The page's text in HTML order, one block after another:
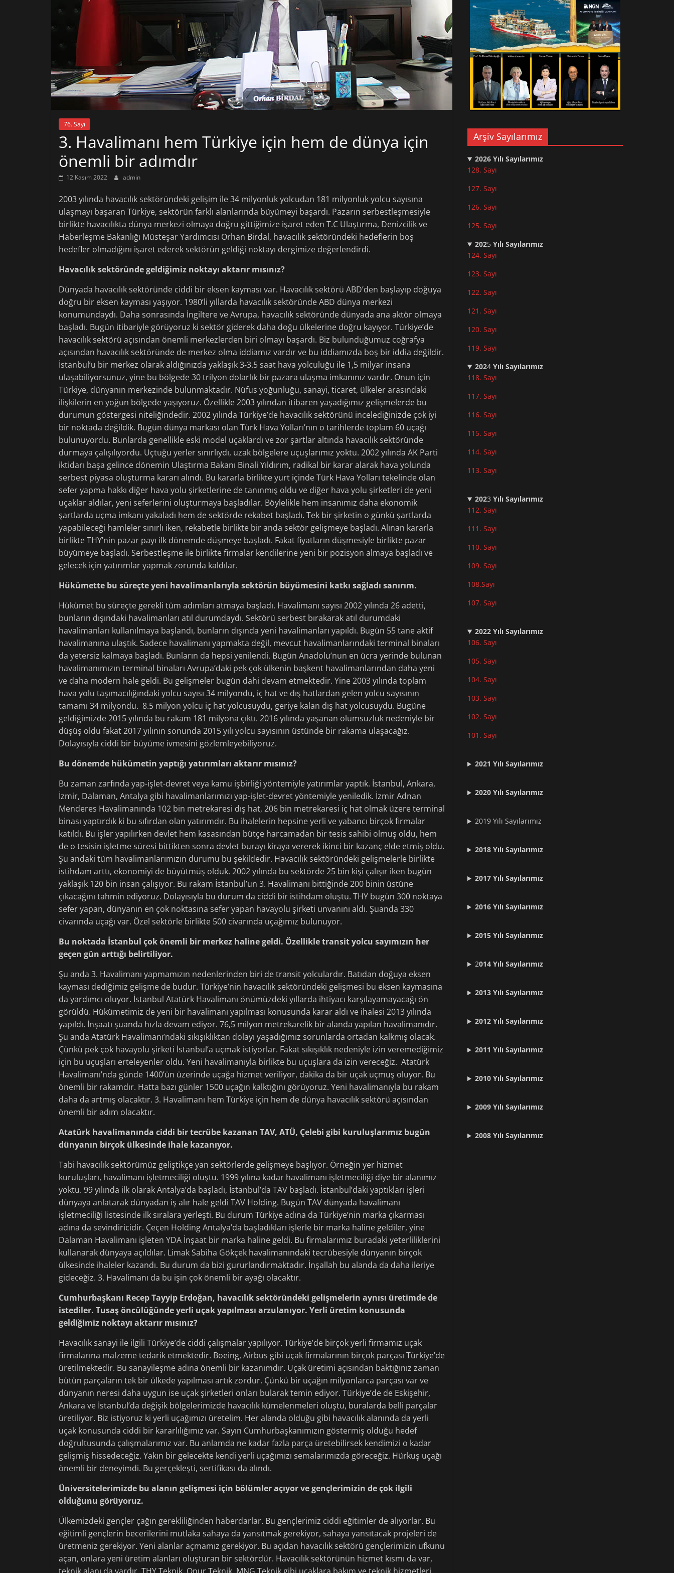
76. Sayı
3. Havalimanı hem Türkiye için hem de dünya için
önemli bir adımdır
12 Kasım 2022 admin
2003 yılında havacılık sektöründeki gelişim ile 34 milyonluk yolcudan 181 milyonluk yolcu sayısına
ulaşmayı başaran Türkiye, sektörün farklı alanlarında büyümeyi başardı. Pazarın serbestleşmesiyle
birlikte havacılıkta dünya merkezi olmaya doğru gittiğimize işaret eden T.C Ulaştırma, Denizcilik ve
Haberleşme Bakanlığı Müsteşar Yardımcısı Orhan Birdal, havacılık sektöründeki hedeflerin boş
hedefler olmadığını işaret ederek sektörün geldiği noktayı dergimize değerlendirdi.
Havacılık sektöründe geldiğimiz noktayı aktarır mısınız?
Dünyada havacılık sektöründe ciddi bir eksen kayması var. Havacılık sektörü ABD’den başlayıp doğuya
doğru bir eksen kayması yaşıyor. 1980’li yıllarda havacılık sektöründe ABD dünya merkezi
konumundaydı. Daha sonrasında İngiltere ve Avrupa, havacılık sektöründe dünyada ana aktör olmaya
başladı. Bugün itibariyle görüyoruz ki sektör giderek daha doğu ülkelerine doğru kayıyor. Türkiye’de
havacılık sektörü açısından önemli merkezlerden biri olmayı başardı. Biz bulunduğumuz coğrafya
açısından havacılık sektöründe de merkez olma iddiamız vardır ve bu iddiamızda boş bir iddia değildir.
İstanbul’u bir merkez olarak aldığınızda yaklaşık 3-3.5 saat hava yolculuğu ile 1,5 milyar insana
ulaşabiliyorsunuz, yine bu bölgede 30 trilyon dolarlık bir pazara ulaşma imkanınız vardır. Onun için
Türkiye, dünyanın merkezinde bulunmaktadır. Nüfus yoğunluğu, sanayi, ticaret, ülkeler arasındaki
ilişkilerin en yoğun bölgede yaşıyoruz. Özellikle 2003 yılından itibaren yaşadığımız gelişmelerde bu
durumun göstergesi niteliğindedir. 2002 yılında Türkiye’de havacılık sektörünü incelediğinizde çok iyi
bir noktada değildik. Bugün dünya markası olan Türk Hava Yolları’nın o tarihlerde toplam 60 uçağı
bulunuyordu. Bunlarda genellikle eski model uçaklardı ve zor şartlar altında havacılık sektöründe
durmaya çalışılıyordu. Uçtuğu yerler sınırlıydı, uzak bölgelere uçuşlarımız yoktu. 2002 yılında AK Parti
iktidarı başa gelince dönemin Ulaştırma Bakanı Binali Yıldırım, radikal bir karar alarak hava yolunda
serbest piyasa oluşturma kararı alındı. Bu kararla birlikte yurt içinde Türk Hava Yolları tekelinde olan
sefer yapma hakkı diğer hava yolu şirketlerine de tanınmış oldu ve diğer hava yolu şirketleri de yeni
uçaklar aldılar, yeni seferlerini oluşturmaya başladılar. Böylelikle hem insanımız daha ekonomik
şartlarda uçma imkanı yakaladı hem de sektörde rekabet başladı. Tek bir şirketin o günkü şartlarda
yapabileceği hamleler sınırlı iken, rekabetle birlikte bir anda sektör gelişmeye başladı. Alınan kararla
birlikte THY’nin pazar payı ilk dönemde düşmeye başladı. Fakat fiyatların düşmesiyle birlikte pazar
büyümeye başladı. Serbestleşme ile birlikte firmalar kendilerine yeni bir pozisyon almaya başladı ve
gelecek için yatırımlar yapmak zorunda kaldılar.
Hükümette bu süreçte yeni havalimanlarıyla sektörün büyümesini katkı sağladı sanırım.
Hükümet bu süreçte gerekli tüm adımları atmaya başladı. Havalimanı sayısı 2002 yılında 26 adetti,
bunların dışındaki havalimanları atıl durumdaydı. Sektörü serbest bırakarak atıl durumdaki
havalimanları kullanılmaya başlandı, bunların dışında yeni havalimanları yapıldı. Bugün 55 tane aktif
havalimanına ulaştık. Sadece havalimanı yapmakta değil, mevcut havalimanlarındaki terminal binaları
da yetersiz kalmaya başladı. Bunların da hepsi yenilendi. Bugün Anadolu’nun en ücra yerinde bulunan
havalimanımızın terminal binaları Avrupa’daki pek çok ülkenin başkent havalimanlarından daha yeni
ve daha modern hale geldi. Bu gelişmeler bugün dahi devam etmektedir. Yine 2003 yılında toplam
hava yolu taşımacılığındaki yolcu sayısı 34 milyondu, iç hat ve dış hatlardan gelen yolcu sayısının
tamamı 34 milyondu. 8.5 milyon yolcu iç hat yolcusuydu, geriye kalan dış hat yolcusuydu. Bugüne
geldiğimizde 2015 yılında bu rakam 181 milyona çıktı. 2016 yılında yaşanan olumsuzluk nedeniyle bir
düşüş oldu fakat 2017 yılının sonunda 2015 yılı yolcu sayısının üstünde bir rakama ulaşacağız.
Dolayısıyla ciddi bir büyüme ivmesini gözlemleyebiliyoruz.
Bu dönemde hükümetin yaptığı yatırımları aktarır mısınız?
Bu zaman zarfında yap-işlet-devret veya kamu işbirliği yöntemiyle yatırımlar yaptık. İstanbul, Ankara,
İzmir, Dalaman, Antalya gibi havalimanlarımızı yap-işlet-devret yöntemiyle yeniledik. İzmir Adnan
Menderes Havalimanında 102 bin metrekaresi dış hat, 206 bin metrekaresi iç hat olmak üzere terminal
binası yaptırdık ki bu sıfırdan olan yatırımdır. Bu ihalelerin hepsine yerli ve yabancı birçok firmalar
katıldı. Bu işler yapılırken devlet hem kasasından bütçe harcamadan bir tesis sahibi olmuş oldu, hem
de o tesisin işletme süresi bittikten sonra devlet burayı kiraya vererek ikinci bir kazanç elde etmiş oldu.
Şu andaki tüm havalimanlarımızın durumu bu şekildedir. Havacılık sektöründeki gelişmelerle birlikte
istihdam arttı, ekonomiyi de büyütmüş olduk. 2002 yılında bu sektörde 25 bin kişi çalışır iken bugün
yaklaşık 120 bin insan çalışıyor. Bu rakam İstanbul’un 3. Havalimanı bittiğinde 200 binin üstüne
çıkacağını tahmin ediyoruz. Dolayısıyla bu durum da ciddi bir istihdam oluştu. THY bugün 300 noktaya
sefer yapan, dünyanın en çok noktasına sefer yapan havayolu şirketi unvanını aldı. Şuanda 330
civarında uçağı var. Özel sektörle birlikte 500 civarında uçağımız bulunuyor.
Bu noktada İstanbul çok önemli bir merkez haline geldi. Özellikle transit yolcu sayımızın her
geçen gün arttığı belirtiliyor.
Şu anda 3. Havalimanı yapmamızın nedenlerinden biri de transit yolculardır. Batıdan doğuya eksen
kayması dediğimiz gelişme de budur. Türkiye’nin havacılık sektöründeki gelişmesi bu eksen kaymasına
da yardımcı oluyor. İstanbul Atatürk Havalimanı önümüzdeki yıllarda ihtiyacı karşılayamayacağı ön
görüldü. Hükümetimiz de yeni bir havalimanı yapılması konusunda karar aldı ve ihalesi 2013 yılında
yapıldı. İnşaatı şuanda hızla devam ediyor. 76,5 milyon metrekarelik bir alanda yapılan havalimanıdır.
Şu anda Atatürk Havalimanı’ndaki sıkışıklıktan dolayı yaşadığımız sorunlarda ortadan kalkmış olacak.
Çünkü pek çok havayolu şirketi İstanbul’a uçmak istiyorlar. Fakat sıkışıklık nedeniyle izin veremediğimiz
için bu uçuşları erteleyenler oldu. Yeni havalimanıyla birlikte bu uçuşlara da izin vereceğiz. Atatürk
Havalimanı’nda günde 1400’ün üzerinde uçağa hizmet veriliyor, dakika da bir uçak uçmuş oluyor. Bu
önemli bir rakamdır. Hatta bazı günler 1500 uçağın kalktığını görüyoruz. Yeni havalimanıyla bu rakam
daha da artmış olacaktır. 3. Havalimanı hem Türkiye için hem de dünya havacılık sektörü açısından
önemli bir adım olacaktır.
Atatürk havalimanında ciddi bir tecrübe kazanan TAV, ATÜ, Çelebi gibi kuruluşlarımız bugün
dünyanın birçok ülkesinde ihale kazanıyor.
Tabi havacılık sektörümüz geliştikçe yan sektörlerde gelişmeye başlıyor. Örneğin yer hizmet
kuruluşları, havalimanı işletmeciliği oluştu. 1999 yılına kadar havalimanı işletmeciliği diye bir alanımız
yoktu. 99 yılında ilk olarak Antalya’da başladı, İstanbul’da TAV başladı. İstanbul’daki yaptıkları işleri
dünyaya anlatarak dünyadan iş alır hale geldi TAV Holding. Bugün TAV dünyada havalimanı
işletmeciliği listesinde ilk sıralara yerleşti. Bu durum Türkiye adına da Türkiye’nin marka çıkarması
adına da sevindiricidir. Çeçen Holding Antalya’da başladıkları işlerle bir marka haline geldiler, yine
Dalaman Havalimanı işleten YDA İnşaat bir marka haline geldi. Bu firmalarımız buradaki yeterliliklerini
kullanarak dünyaya açıldılar. Limak Sabiha Gökçek havalimanındaki tecrübesiyle dünyanın birçok
ülkesinde ihaleler kazandı. Bu durum da bizi gururlandırmaktadır. İnşallah bu alanda da daha ileriye
gideceğiz. 3. Havalimanı da bu işin çok önemli bir ayağı olacaktır.
Cumhurbaşkanı Recep Tayyip Erdoğan, havacılık sektöründeki gelişmelerin aynısı üretimde de
istediler. Tusaş öncülüğünde yerli uçak yapılması arzulanıyor. Yerli üretim konusunda
geldiğimiz noktayı aktarır mısınız?
Havacılık sanayi ile ilgili Türkiye’de ciddi çalışmalar yapılıyor. Türkiye’de birçok yerli firmamız uçak
firmalarına malzeme tedarik etmektedir. Boeing, Airbus gibi uçak firmalarının birçok parçası Türkiye’de
üretilmektedir. Bu sanayileşme adına önemli bir kazanımdır. Uçak üretimi açısından baktığınız zaman
bütün parçaların tek bir ülkede yapılması artık zordur. Çünkü bir uçağın milyonlarca parçası var ve
dünyanın neresi daha uygun ise uçak şirketleri onları bularak temin ediyor. Türkiye’de de Eskişehir,
Ankara ve İstanbul’da değişik bölgelerimizde havacılık kümelenmeleri oluştu, buralarda belli parçalar
üretiliyor. Biz istiyoruz ki yerli uçağımızı üretelim. Her alanda olduğu gibi havacılık alanında da yerli
uçak konusunda ciddi bir kararlılığımız var. Sayın Cumhurbaşkanımızın göstermiş olduğu hedef
doğrultusunda çalışmalarımız var. Bu anlamda ne kadar fazla parça üretebilirsek kendimizi o kadar
gelişmiş hissedeceğiz. Yakın bir gelecekte kendi yerli uçağımızı semalarımızda göreceğiz. Hürkuş uçağı
önemli bir deneyimdi. Bu gerçekleşti, sertifikası da alındı.
Üniversitelerimizde bu alanın gelişmesi için bölümler açıyor ve gençlerimizin de çok ilgili
olduğunu görüyoruz.
Ülkemizdeki gençler çağın gerekliliğinden haberdarlar. Bu gençlerimiz ciddi eğitimler de alıyorlar. Bu
eğitimli gençlerin becerilerini mutlaka sahaya da yansıtmak gerekiyor, sahaya yansıtacak projeleri de
üretmeniz gerekiyor. Yeni alanlar açmamız gerekiyor. Bu açıdan havacılık sektörü gençlerimizin ufkunu
açan, onlara yeni üretim alanları oluşturan bir sektördür. Havacılık sektörünün hizmet kısmı da var,
Arşiv Sayılarımız
2026 Yılı Sayılarımız
128. Sayı
127. Sayı
126. Sayı
125. Sayı
2025 Yılı Sayılarımız
124. Sayı
123. Sayı
122. Sayı
121. Sayı
120. Sayı
119. Sayı
2024 Yılı Sayılarımız
118. Sayı
117. Sayı
116. Sayı
115. Sayı
114. Sayı
113. Sayı
2023 Yılı Sayılarımız
112. Sayı
111. Sayı
110. Sayı
109. Sayı
108.Sayı
107. Sayı
2022 Yılı Sayılarımız
106. Sayı
105. Sayı
104. Sayı
103. Sayı
102. Sayı
101. Sayı
2021 Yılı Sayılarımız
2020 Yılı Sayılarımız
2019 Yılı Sayılarımız
2018 Yılı Sayılarımız
2017 Yılı Sayılarımız
2016 Yılı Sayılarımız
2015 Yılı Sayılarımız
2014 Yılı Sayılarımız
2013 Yılı Sayılarımız
2012 Yılı Sayılarımız
2011 Yılı Sayılarımız
2010 Yılı Sayılarımız
2009 Yılı Sayılarımız
2008 Yılı Sayılarımız